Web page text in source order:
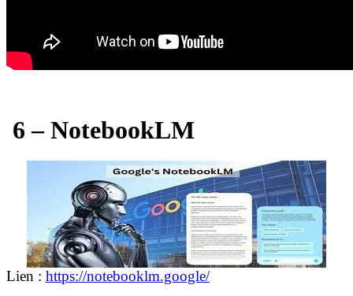
6 – NotebookLM
Lien : https://notebooklm.google/